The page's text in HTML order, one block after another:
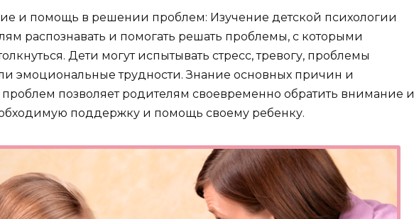
и помощь в решении проблем: Изучение детской психологии
распознавать и помогать решать проблемы, с которыми
Дети могут испытывать стресс, тревогу, проблемы
эмоциональные трудности. Знание основных причин и
позволяет родителям своевременно обратить внимание и
поддержку и помощь своему ребенку.